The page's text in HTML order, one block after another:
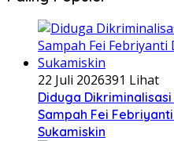
22 Juli 2026391 Lihat
Diduga
Sampah Fei
Sukamiskin